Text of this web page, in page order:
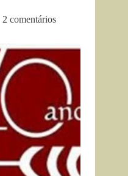
2 comentários